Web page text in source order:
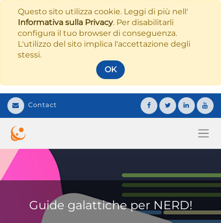
Questo sito utilizza cookie. Leggi di più nell'
Informativa sulla Privacy. Per disabilitarli
configura il tuo browser di conseguenza.
L'utilizzo del sito implica l'accettazione degli
stessi.
OK
Contact
Guide galattiche per NERD!